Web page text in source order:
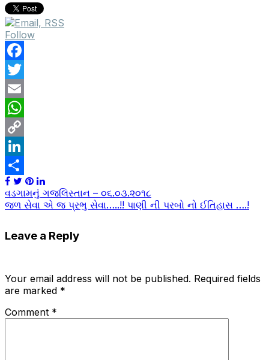
Follow
Facebook
Twitter
Email
WhatsApp
Copy
Link
LinkedIn
Share
Post
navigation
વડગામનું ગજલિસ્તાન – ૦૬.૦૩.૨૦૧૮
જળ સેવા એ જ પ્રભુ સેવા…..!! પાણી ની પરબો નો ઈતિહાસ ….!
Leave a Reply
Your email address will not be published. Required fields
are marked *
Comment *